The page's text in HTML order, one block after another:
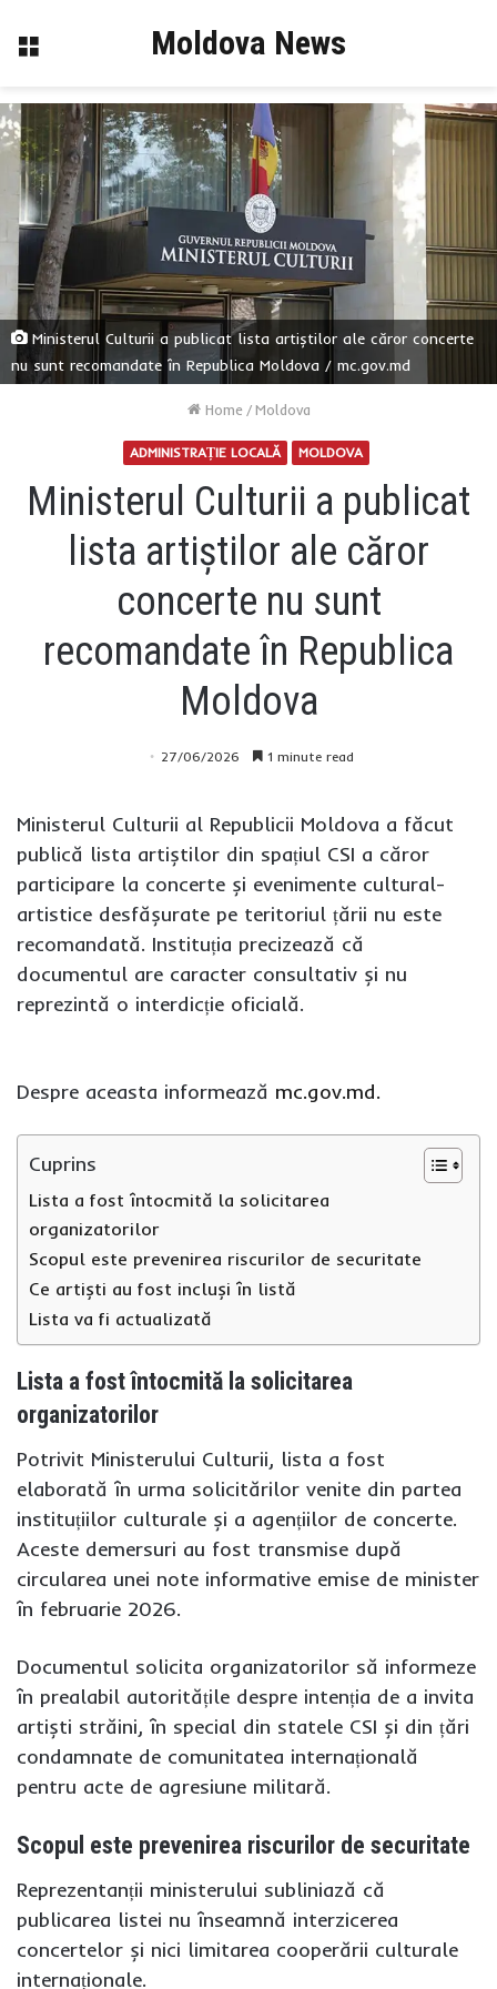
Menu Moldova News
Ministerul Culturii a publicat lista artiștilor ale căror concerte
nu sunt recomandate în Republica Moldova / mc.gov.md
Home / Moldova
ADMINISTRAȚIE LOCALĂ MOLDOVA
Ministerul Culturii a publicat
lista artiștilor ale căror
concerte nu sunt
recomandate în Republica
Moldova
27/06/2026 1 minute read
Ministerul Culturii al Republicii Moldova a făcut
publică lista artiștilor din spațiul CSI a căror
participare la concerte și evenimente cultural-
artistice desfășurate pe teritoriul țării nu este
recomandată. Instituția precizează că
documentul are caracter consultativ și nu
reprezintă o interdicție oficială.
Despre aceasta informează mc.gov.md.
Cuprins
Lista a fost întocmită la solicitarea
organizatorilor
Scopul este prevenirea riscurilor de securitate
Ce artiști au fost incluși în listă
Lista va fi actualizată
Lista a fost întocmită la solicitarea
organizatorilor
Potrivit Ministerului Culturii, lista a fost
elaborată în urma solicitărilor venite din partea
instituțiilor culturale și a agențiilor de concerte.
Aceste demersuri au fost transmise după
circularea unei note informative emise de minister
în februarie 2026.
Documentul solicita organizatorilor să informeze
în prealabil autoritățile despre intenția de a invita
artiști străini, în special din statele CSI și din țări
condamnate de comunitatea internațională
pentru acte de agresiune militară.
Scopul este prevenirea riscurilor de securitate
Reprezentanții ministerului subliniază că
publicarea listei nu înseamnă interzicerea
concertelor și nici limitarea cooperării culturale
internaționale.